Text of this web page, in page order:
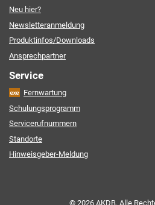
Neu hier?
Newsletteranmeldung
Produktinfos/Downloads
Ansprechpartner
Service
Fernwartung
Schulungsprogramm
Servicerufnummern
Standorte
Hinweisgeber-Meldung
© 2026 AKDB. Alle